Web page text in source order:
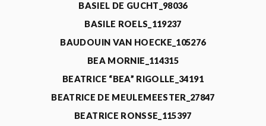
BASIEL DE GUCHT_98036
BASILE ROELS_119237
BAUDOUIN VAN HOECKE_105276
BEA MORNIE_114315
BEATRICE “BEA” RIGOLLE_34191
BEATRICE DE MEULEMEESTER_27847
BEATRICE RONSSE_115397